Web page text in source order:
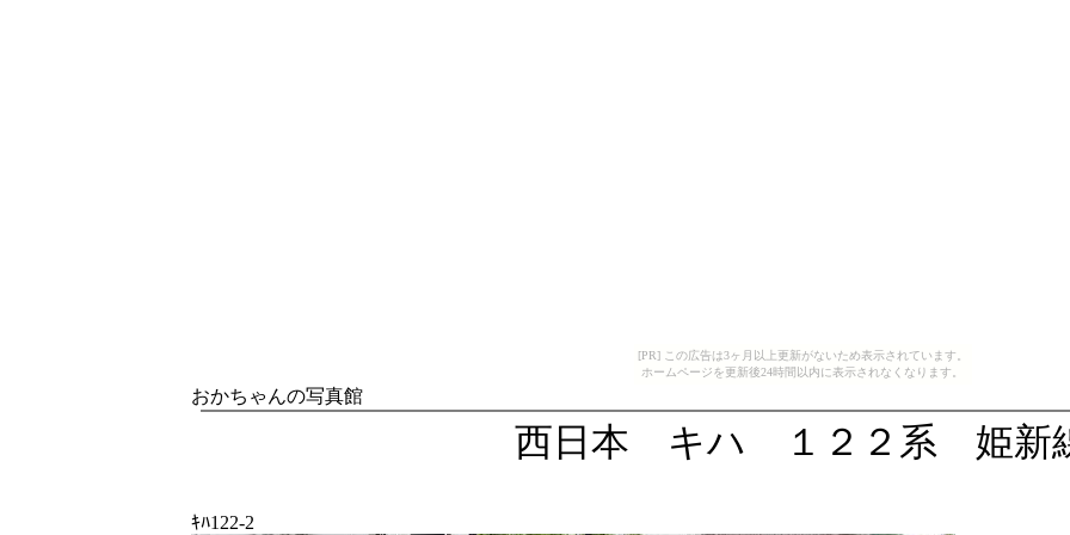
[PR] この広告は3ヶ月以上更新がないため表示されています。
ホームページを更新後24時間以内に表示されなくなります。
おかちゃんの写真館
西日本 キハ １２２系 姫新
ｷﾊ122-2